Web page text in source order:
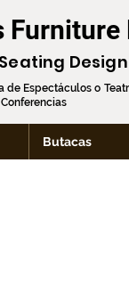
Furniture
de Espectáculos o
Butacas